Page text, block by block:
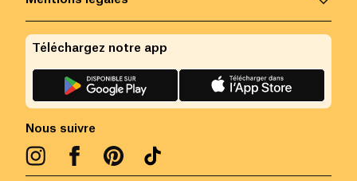
Nous suivre
Téléchargez notre app